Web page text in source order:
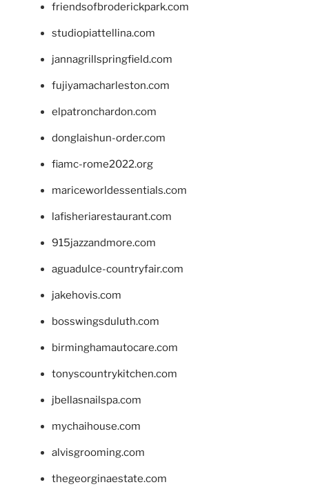
friendsofbroderickpark.com
studiopiattellina.com
jannagrillspringfield.com
fujiyamacharleston.com
elpatronchardon.com
donglaishun-order.com
fiamc-rome2022.org
mariceworldessentials.com
lafisheriarestaurant.com
915jazzandmore.com
aguadulce-countryfair.com
jakehovis.com
bosswingsduluth.com
birminghamautocare.com
tonyscountrykitchen.com
jbellasnailspa.com
mychaihouse.com
alvisgrooming.com
thegeorginaestate.com